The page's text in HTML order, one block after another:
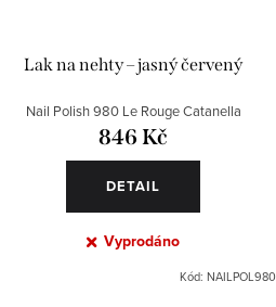
Lak na nehty – jasný červený
Nail Polish 980 Le Rouge Catanella
846 Kč
DETAIL
Vyprodáno
Kód: NAILPOL980